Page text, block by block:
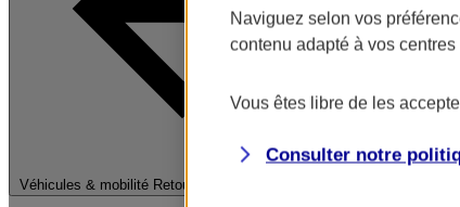
Véhicules & mobilité Retour à la section précédente
Fermer le
Naviguez selon vos
contenu adapté à vos
Vous êtes libre de les
Consulter notre